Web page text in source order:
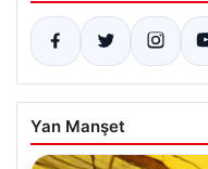
Yan Manşet